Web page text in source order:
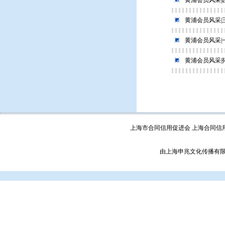
黄浦会员风采|
黄浦会员风采|
黄浦会员风采|
上海市合同信用促进会 上海合同
由上海申兆文化传播有